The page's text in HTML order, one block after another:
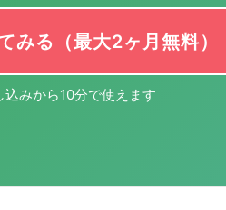
みる（最大2ヶ月無料）
込みから10分で使えます